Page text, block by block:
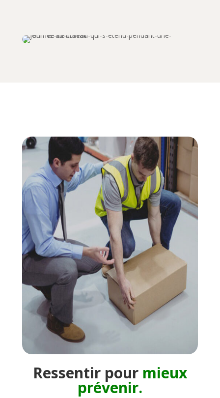
Ressentir pour mieux
prévenir.